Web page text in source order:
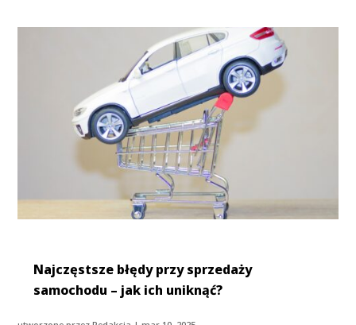
Najczęstsze błędy przy sprzedaży
samochodu – jak ich uniknąć?